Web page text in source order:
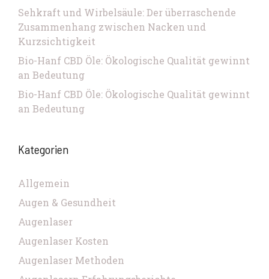
Sehkraft und Wirbelsäule: Der überraschende
Zusammenhang zwischen Nacken und
Kurzsichtigkeit
Bio-Hanf CBD Öle: Ökologische Qualität gewinnt
an Bedeutung
Bio-Hanf CBD Öle: Ökologische Qualität gewinnt
an Bedeutung
Kategorien
Allgemein
Augen & Gesundheit
Augenlaser
Augenlaser Kosten
Augenlaser Methoden